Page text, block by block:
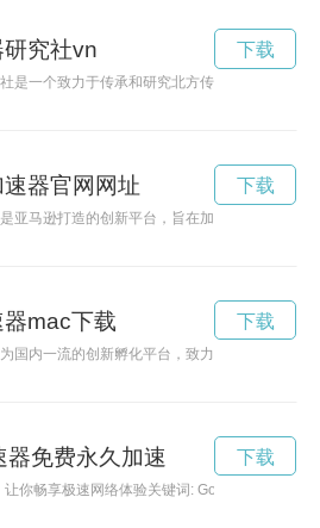
究社vn
是一个致力于传承和研究北方传统乐器的团体
下载
器官网网址
亚马逊打造的创新平台，旨在加速创业者的发
下载
mac下载
国内一流的创新孵化平台，致力于为科技创业
下载
器免费永久加速
让你畅享极速网络体验关键词: Gofly加速器, 极
下载